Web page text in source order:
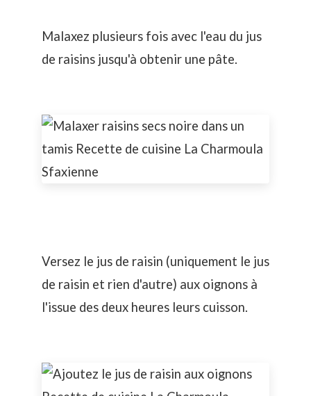
Malaxez plusieurs fois avec l'eau du jus
de raisins jusqu'à obtenir une pâte.
Versez le jus de raisin (uniquement le jus
de raisin et rien d'autre) aux oignons à
l'issue des deux heures leurs cuisson.